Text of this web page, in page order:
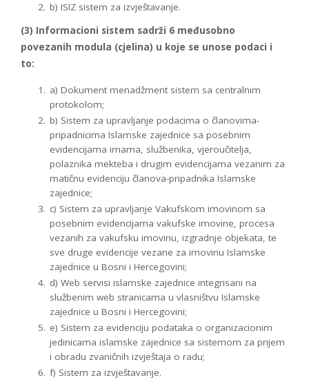
b) ISIZ sistem za izvještavanje.
(3) Informacioni sistem sadrži 6 međusobno
povezanih modula (cjelina) u koje se unose podaci i
to:
a) Dokument menadžment sistem sa centralnim
protokolom;
b) Sistem za upravljanje podacima o članovima-
pripadnicima Islamske zajednice sa posebnim
evidencijama imama, službenika, vjeroučitelja,
polaznika mekteba i drugim evidencijama vezanim za
matičnu evidenciju članova-pripadnika Islamske
zajednice;
c) Sistem za upravljanje Vakufskom imovinom sa
posebnim evidencijama vakufske imovine, procesa
vezanih za vakufsku imovinu, izgradnje objekata, te
sve druge evidencije vezane za imovinu Islamske
zajednice u Bosni i Hercegovini;
d) Web servisi islamske zajednice integrisani na
službenim web stranicama u vlasništvu Islamske
zajednice u Bosni i Hercegovini;
e) Sistem za evidenciju podataka o organizacionim
jedinicama islamske zajednice sa sistemom za prijem
i obradu zvaničnih izvještaja o radu;
f) Sistem za izvještavanje.